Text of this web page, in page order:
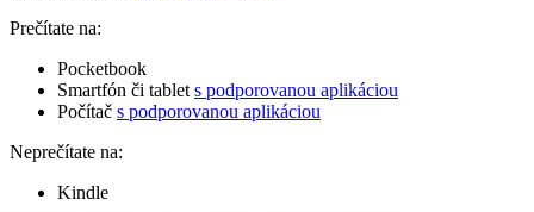
Prečítate na:
Pocketbook
Smartfón či tablet s podporovanou aplikáciou
Počítač s podporovanou aplikáciou
Neprečítate na:
Kindle